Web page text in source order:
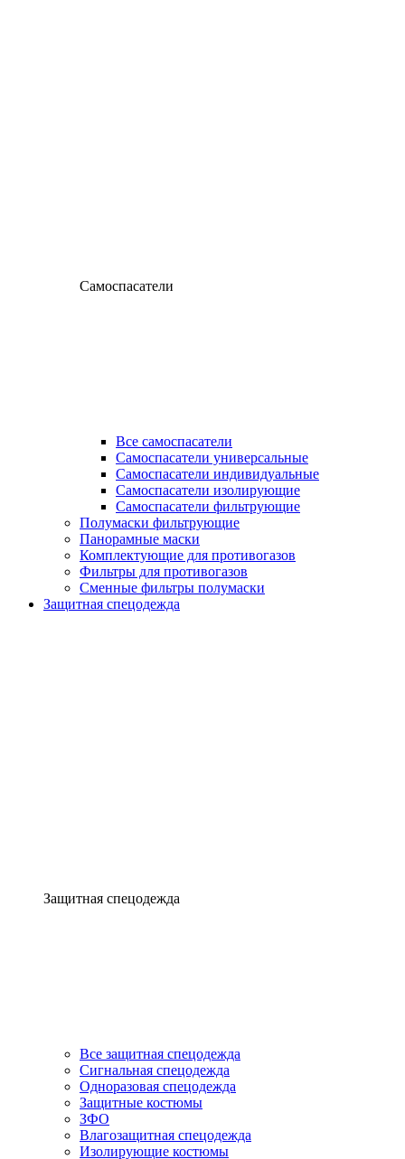
Самоспасатели
Все самоспасатели
Самоспасатели универсальные
Самоспасатели индивидуальные
Самоспасатели изолирующие
Самоспасатели фильтрующие
Полумаски фильтрующие
Панорамные маски
Комплектующие для противогазов
Фильтры для противогазов
Сменные фильтры полумаски
Защитная спецодежда
Защитная спецодежда
Все защитная спецодежда
Сигнальная спецодежда
Одноразовая спецодежда
Защитные костюмы
ЗФО
Влагозащитная спецодежда
Изолирующие костюмы